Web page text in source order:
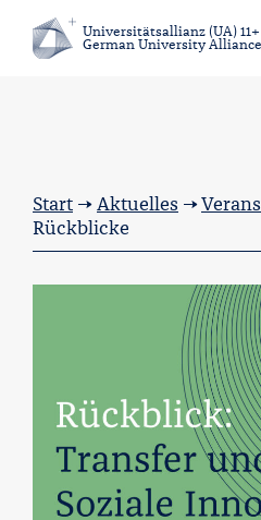
Universitätsallianz (UA)
German University Alliance
Start →Aktuelles →
Rückblicke